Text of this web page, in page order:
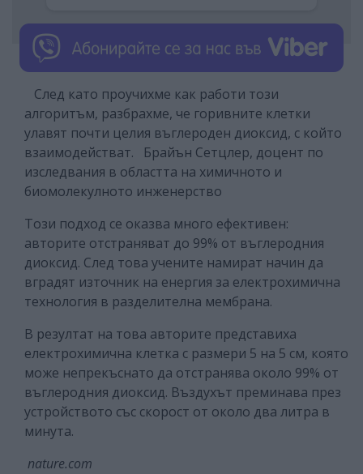
След като проучихме как работи този
алгоритъм, разбрахме, че горивните клетки
улавят почти целия въглероден диоксид, с който
взаимодействат. Брайън Сетцлер, доцент по
изследвания в областта на химичното и
биомолекулното инженерство
Този подход се оказва много ефективен:
авторите отстраняват до 99% от въглеродния
диоксид. След това учените намират начин да
вградят източник на енергия за електрохимична
технология в разделителна мембрана.
В резултат на това авторите представиха
електрохимична клетка с размери 5 на 5 см, която
може непрекъснато да отстранява около 99% от
въглеродния диоксид. Въздухът преминава през
устройството със скорост от около два литра в
минута.
nature.com